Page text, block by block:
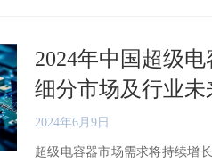
2024年中国超级
细分市场及行业
2024年6月9日
超级电容器市场需求将持续增